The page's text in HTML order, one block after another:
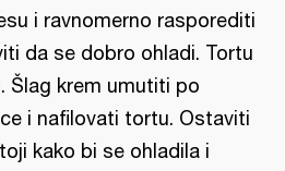
i ravnomerno rasporediti
da se dobro ohladi. Tortu
Šlag krem umutiti po
i nafilovati tortu. Ostaviti
kako bi se ohladila i